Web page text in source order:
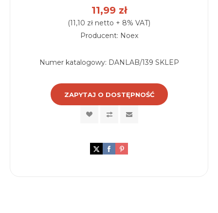
11,99 zł
(11,10 zł netto + 8% VAT)
Producent: Noex
Numer katalogowy: DANLAB/139 SKLEP
ZAPYTAJ O DOSTĘPNOŚĆ